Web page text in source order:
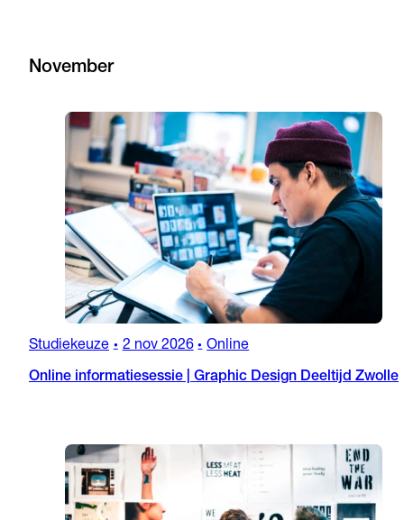
November
Studiekeuze • 2 nov 2026 • Online
Online informatiesessie | Graphic Design Deeltijd Zwolle